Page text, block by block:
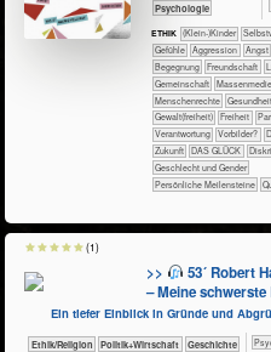
​​​​​​​​​​Psychologie
ETHIK (Klein-)Kinder
​​​​​​​​​​​​​​​Gefühle
​​​​​​​​​​​​​Aggression ​​​​​​​​​​​​​Angst
​​​​​​​​​​​​Begegnung
​​​​​​​​​​​​Freundschaft
​​​​​​​​​​Gemeinschaft
​​​​​​​Menschenrechte
​​​​​​Gesundheit
​​​​Gewalt(freiheit)
​​​Freiheit
​​Verantwortung
​​Vorbilder?
​Zukunft
DAS GLÜCK
Geschlecht und Gender
Persönliche Meilensteine
>>
53´ Robert
– Meine
Ein tiefer Einblick in Gründe und
​​​​​​​​​​Ethik/​Religion ​​​​​​​​​Politik+​Wirtschaft ​​​​​​​​Geschichte
(1)